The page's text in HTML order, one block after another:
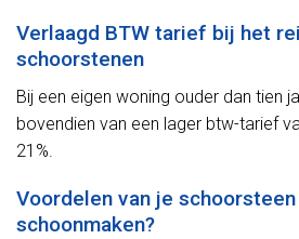
Verlaagd BTW tarief bij het
schoorstenen
Bij een eigen woning ouder dan tien
bovendien van een lager btw-tarief
21%.
Voordelen van je
schoonmaken?